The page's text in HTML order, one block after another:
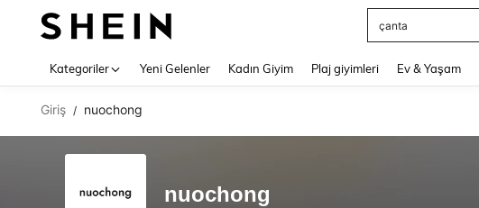
çanta
Kategoriler Yeni Gelenler Kadın Giyim Plaj giyimleri Ev & Yaşam
Giriş / nuochong
nuochong